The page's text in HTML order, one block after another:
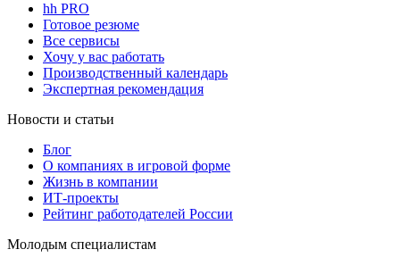
hh PRO
Готовое резюме
Все сервисы
Хочу у вас работать
Производственный календарь
Экспертная рекомендация
Новости и статьи
Блог
О компаниях в игровой форме
Жизнь в компании
ИТ-проекты
Рейтинг работодателей России
Молодым специалистам